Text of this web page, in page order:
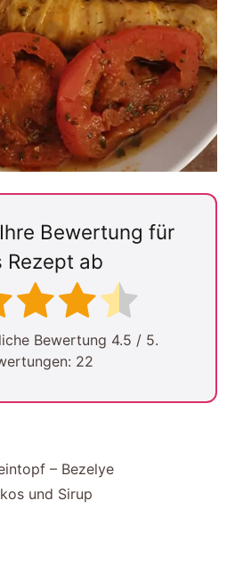
Bewertung für
Rezept ab
Bewertung 4.5 / 5.
22
– Bezelye
und Sirup